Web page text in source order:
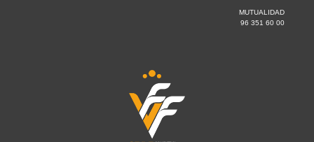
MUTUALIDAD
96 351 60 00